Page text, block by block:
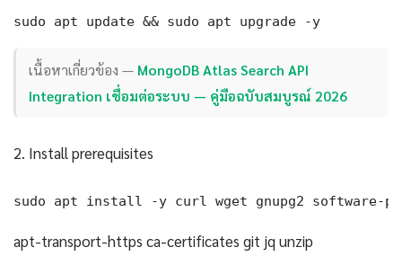
sudo apt update && sudo apt upgrade -y
เนื้อหาเกี่ยวข้อง — MongoDB Atlas Search API
Integration เชื่อมต่อระบบ — คู่มือฉบับสมบูรณ์ 2026
2. Install prerequisites
sudo apt install -y curl wget gnupg2 software-
apt-transport-https ca-certificates git jq unzip